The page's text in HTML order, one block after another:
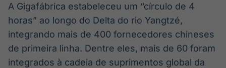
A Gigafábrica estabeleceu um “círculo de 4
horas” ao longo do Delta do rio Yangtzé,
integrando mais de 400 fornecedores chineses
de primeira linha. Dentre eles, mais de 60 foram
integrados à cadeia de suprimentos global da